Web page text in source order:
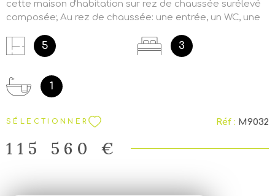
cette maison d'habitation sur rez de chaussée surélevé
composée; Au rez de chaussée: une entrée, un WC, une
couloir, une salle de bains et deux chambres. A l'étage:
un vaste grenier sur dalle béton...AMENAGEABLE avec
garage, une buanderie, un espace chaufferie.(chaudiére
fioul) Assainissement individuel. Ce bien offre un bon
calme et verdoyant... Le tout sur un terrain d'environ 7
AXIMMOBILIER-PONTIVY 02 97 25 09 75
5 3
1
SÉLECTIONNER Réf : M9032
115 560 €